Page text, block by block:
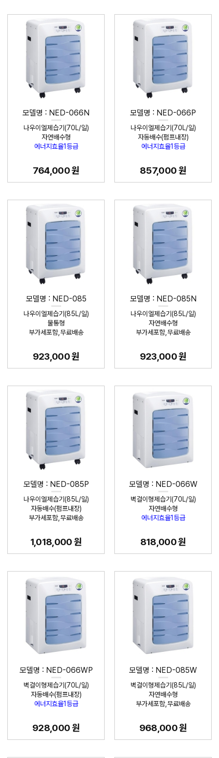
모델명 : NED-066N
나우이엘제습기(70L/일)
자연배수형
에너지효율1등급
764,000 원
모델명 : NED-066P
나우이엘제습기(70L/일)
자동배수(펌프내장)
에너지효율1등급
857,000 원
모델명 : NED-085
나우이엘제습기(85L/일)
물통형
부가세포함,무료배송
923,000 원
모델명 : NED-085N
나우이엘제습기(85L/일)
자연배수형
부가세포함,무료배송
923,000 원
모델명 : NED-085P
나우이엘제습기(85L/일)
자동배수(펌프내장)
부가세포함,무료배송
1,018,000 원
모델명 : NED-066W
벽걸이형제습기(70L/일)
자연배수형
에너지효율1등급
818,000 원
모델명 : NED-066WP
벽걸이형제습기(70L/일)
자동배수(펌프내장)
에너지효율1등급
928,000 원
모델명 : NED-085W
벽걸이형제습기(85L/일)
자연배수형
부가세포함,무료배송
968,000 원